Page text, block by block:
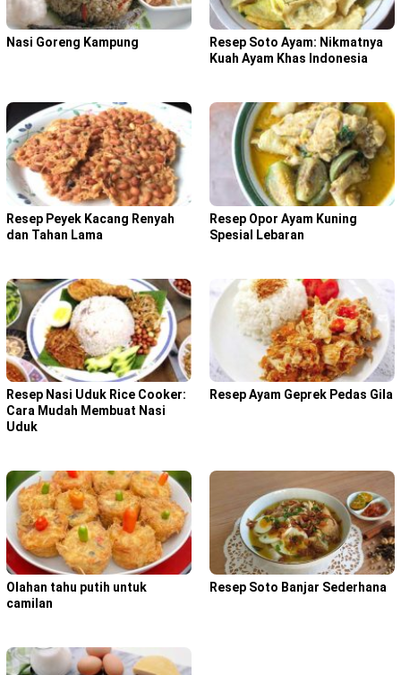
Nasi Goreng Kampung
Resep Soto Ayam: Nikmatnya
Kuah Ayam Khas Indonesia
Resep Peyek Kacang Renyah
dan Tahan Lama
Resep Opor Ayam Kuning
Spesial Lebaran
Resep Nasi Uduk Rice Cooker:
Cara Mudah Membuat Nasi
Uduk
Resep Ayam Geprek Pedas Gila
Olahan tahu putih untuk
camilan
Resep Soto Banjar Sederhana